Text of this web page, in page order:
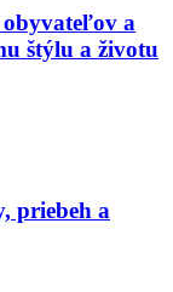
obyvateľov a
štýlu a životu
priebeh a